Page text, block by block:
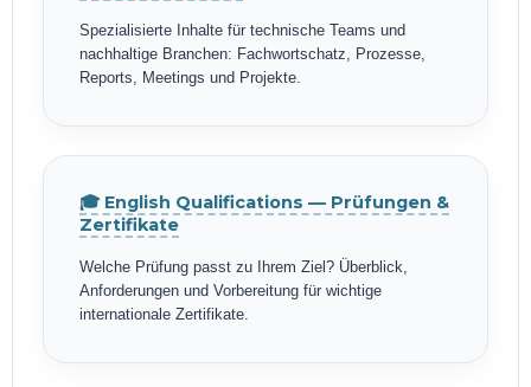
Spezialisierte Inhalte für technische Teams und
nachhaltige Branchen: Fachwortschatz, Prozesse,
Reports, Meetings und Projekte.
🎓 English Qualifications — Prüfungen &
Zertifikate
Welche Prüfung passt zu Ihrem Ziel? Überblick,
Anforderungen und Vorbereitung für wichtige
internationale Zertifikate.